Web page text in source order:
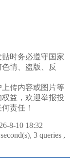
时务必遵守国家
情、盗版、反
传内容或图片等
益，欢迎举报投
责任！
8-10 18:32
3 queries ,